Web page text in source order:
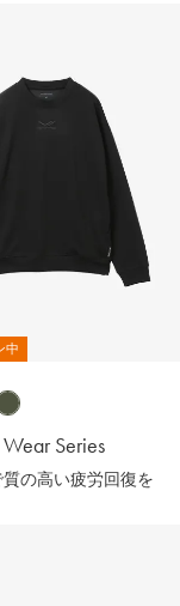
中
Series
の高い疲労回復を